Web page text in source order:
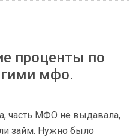
проценты по
мфо.
часть МФО не выдавала,
займ. Нужно было